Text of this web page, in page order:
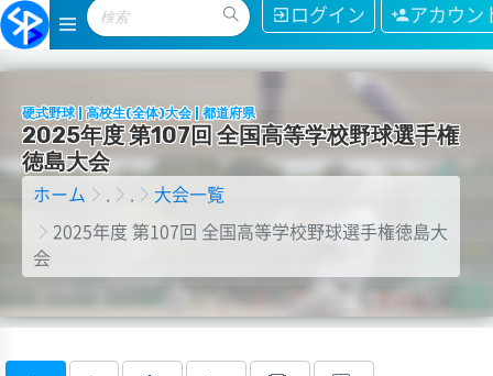
ログイン アカウン
硬式野球 | 高校生(全体)大会 | 都道府県
2025年度第107回 全国高等学校野球選手権
徳島大会
ホーム 大会一覧
2025年度 第107回 全国高等学校野球選手権徳島大
会